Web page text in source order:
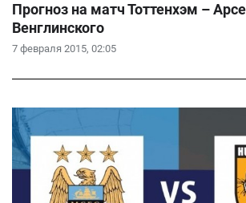
7 февраля 2015, 02:05
Прогноз на матч Тоттенхэм –
Венглинского